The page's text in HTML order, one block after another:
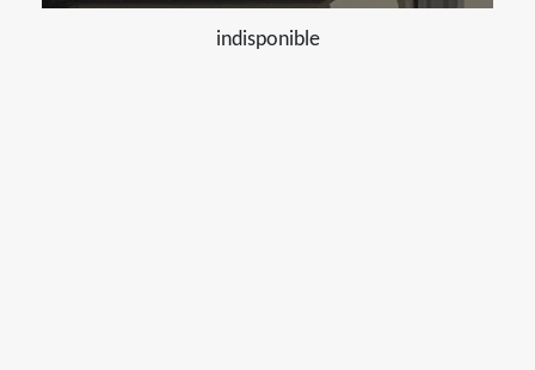
indisponible